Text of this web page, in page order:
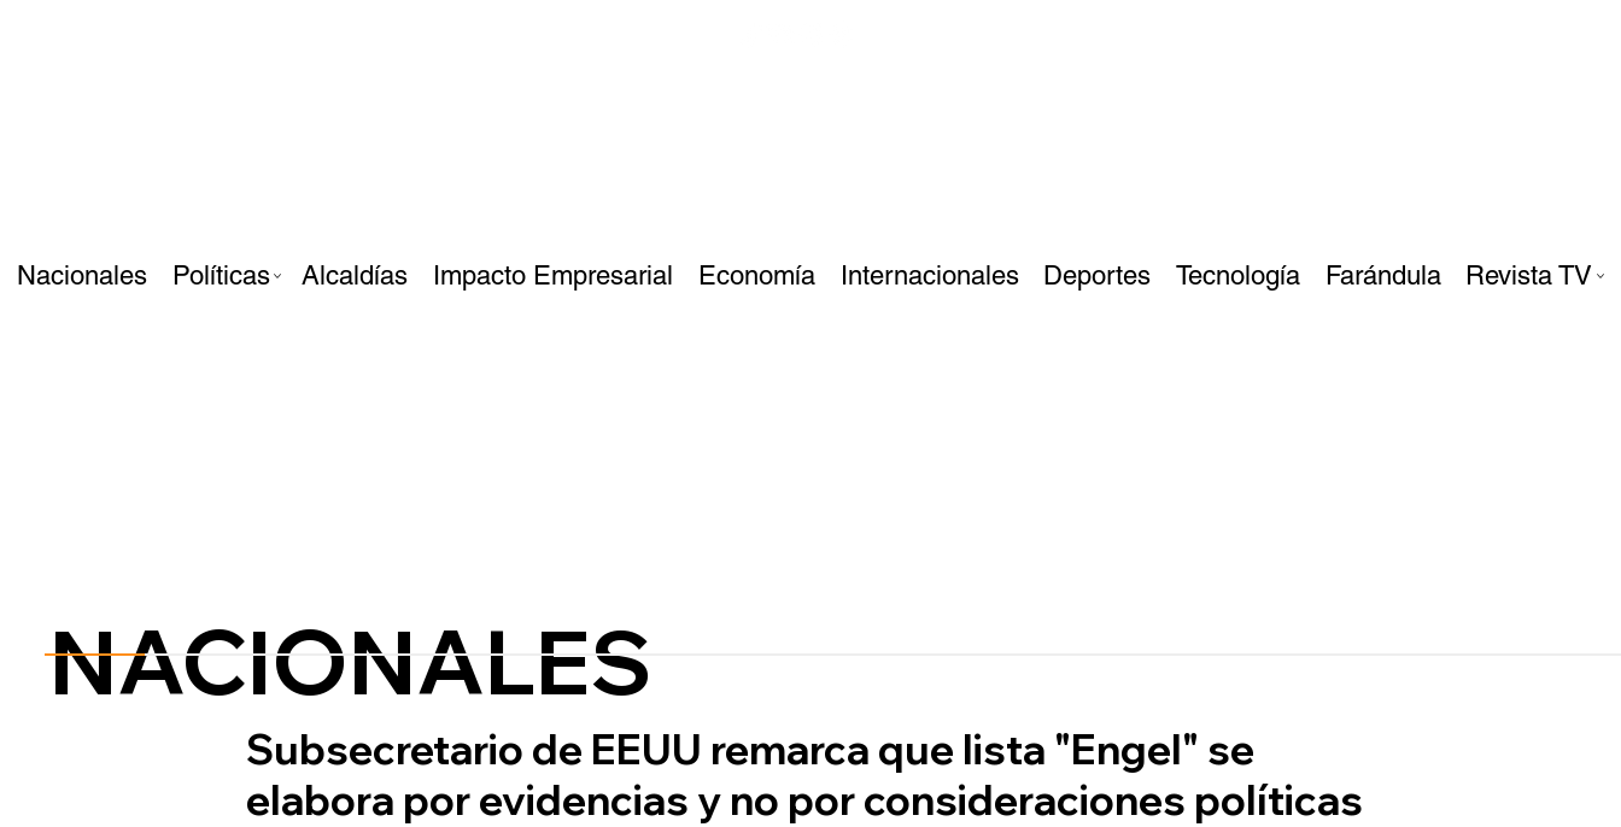
Nacionales Políticas Alcaldías Impacto Empresarial Economía Internacionales Deportes Tecnología Farándula Revista TV
NACIONALES
Subsecretario de EEUU remarca que lista "Engel" se
elabora por evidencias y no por consideraciones políticas